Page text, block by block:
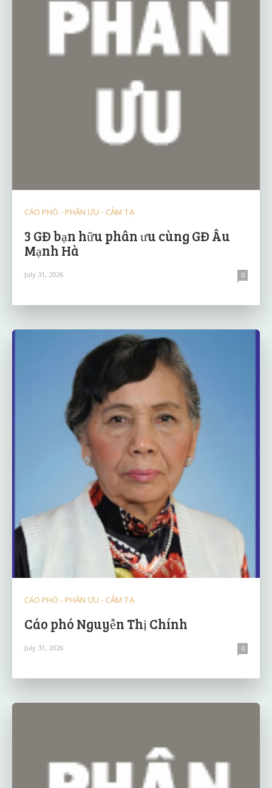
CÁO PHÓ - PHÂN ƯU - CẢM TẠ
3 GĐ bạn hữu phân ưu cùng GĐ Âu
Mạnh Hà
July 31, 2026 0
CÁO PHÓ - PHÂN ƯU - CẢM TẠ
Cáo phó Nguyễn Thị Chính
July 31, 2026 0